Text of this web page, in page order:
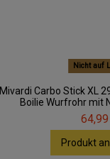
Nicht auf
Mivardi Carbo Stick XL
Boilie Wurfrohr mit
Produkt